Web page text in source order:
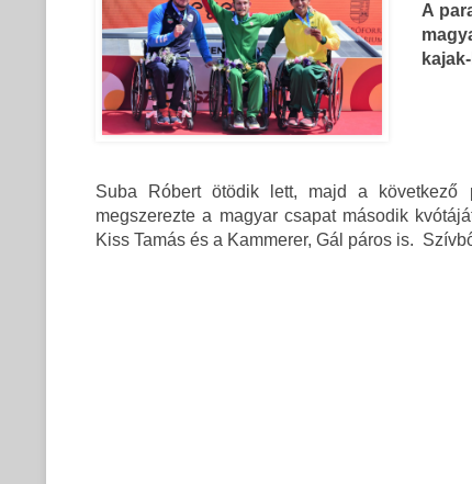
A
Suba Róbert ötödik lett, majd a következő
megszerezte a magyar csapat második
Kiss Tamás és a Kammerer, Gál páros is.